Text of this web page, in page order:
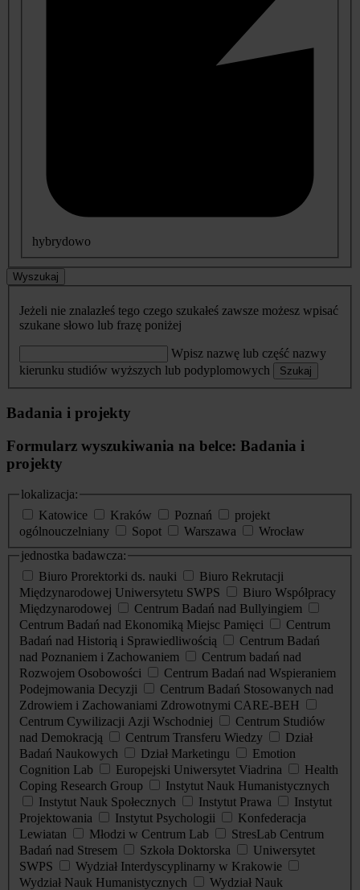
hybrydowo
Wyszukaj
Jeżeli nie znalazłeś tego czego szukałeś zawsze możesz wpisać
szukane słowo lub frazę poniżej
Wpisz nazwę lub część nazwy
kierunku studiów wyższych lub podyplomowych
Szukaj
Badania i projekty
Formularz wyszukiwania na belce: Badania i
projekty
lokalizacja:
Katowice
Kraków Poznań
projekt
ogólnouczelniany
Sopot Warszawa
Wrocław
jednostka badawcza:
Biuro Prorektorki ds. nauki
Biuro Rekrutacji
Międzynarodowej Uniwersytetu SWPS
Biuro Współpracy
Międzynarodowej
Centrum Badań nad Bullyingiem
Centrum Badań nad Ekonomiką Miejsc Pamięci
Centrum
Badań nad Historią i Sprawiedliwością
Centrum Badań
nad Poznaniem i Zachowaniem
Centrum badań nad
Rozwojem Osobowości
Centrum Badań nad Wspieraniem
Podejmowania Decyzji
Centrum Badań Stosowanych nad
Zdrowiem i Zachowaniami Zdrowotnymi CARE-BEH
Centrum Cywilizacji Azji Wschodniej
Centrum Studiów
nad Demokracją
Centrum Transferu Wiedzy
Dział
Badań Naukowych
Dział Marketingu
Emotion
Cognition Lab
Europejski Uniwersytet Viadrina
Health
Coping Research Group
Instytut Nauk Humanistycznych
Instytut Nauk Społecznych
Instytut Prawa
Instytut
Projektowania
Instytut Psychologii
Konfederacja
Lewiatan
Młodzi w Centrum Lab
StresLab Centrum
Badań nad Stresem
Szkoła Doktorska
Uniwersytet
SWPS
Wydział Interdyscyplinarny w Krakowie
Wydział Nauk Humanistycznych
Wydział Nauk